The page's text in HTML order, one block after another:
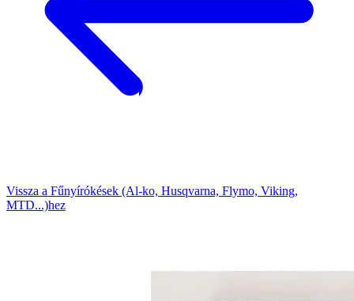
Vissza a Fűnyírókések (Al-ko, Husqvarna, Flymo, Viking,
MTD...)hez